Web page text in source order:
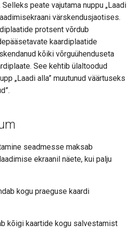
peate vajutama nuppu „Laadi
värskendusjaotises.
protsent võrdub
kaardiplaatide
kõiki võrguühenduseta
See kehtib ülaltoodud
„Laadi alla” muutunud väärtuseks
seadmesse maksab
ekraanil näete, kui palju
kogu praeguse kaardi
kõigi kaartide kogu salvestamist